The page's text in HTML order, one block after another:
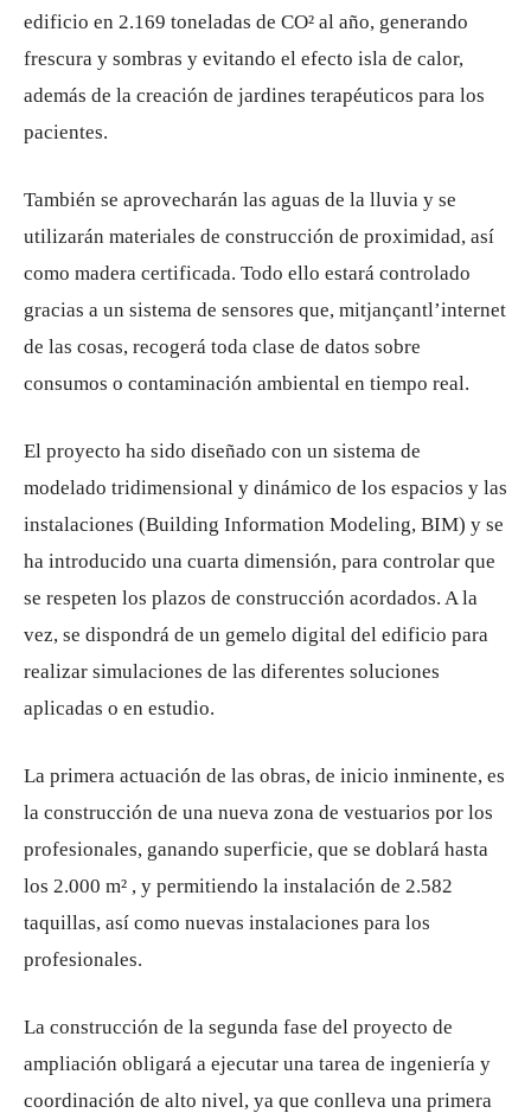
edificio en 2.169 toneladas de CO² al año, generando
frescura y sombras y evitando el efecto isla de calor,
además de la creación de jardines terapéuticos para los
pacientes.
También se aprovecharán las aguas de la lluvia y se
utilizarán materiales de construcción de proximidad, así
como madera certificada. Todo ello estará controlado
gracias a un sistema de sensores que, mitjançantl’internet
de las cosas, recogerá toda clase de datos sobre
consumos o contaminación ambiental en tiempo real.
El proyecto ha sido diseñado con un sistema de
modelado tridimensional y dinámico de los espacios y las
instalaciones (Building Information Modeling, BIM) y se
ha introducido una cuarta dimensión, para controlar que
se respeten los plazos de construcción acordados. A la
vez, se dispondrá de un gemelo digital del edificio para
realizar simulaciones de las diferentes soluciones
aplicadas o en estudio.
La primera actuación de las obras, de inicio inminente, es
la construcción de una nueva zona de vestuarios por los
profesionales, ganando superficie, que se doblará hasta
los 2.000 m² , y permitiendo la instalación de 2.582
taquillas, así como nuevas instalaciones para los
profesionales.
La construcción de la segunda fase del proyecto de
ampliación obligará a ejecutar una tarea de ingeniería y
coordinación de alto nivel, ya que conlleva una primera